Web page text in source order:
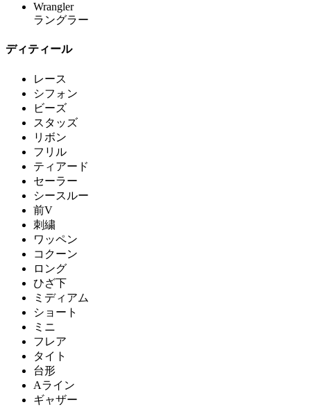
Wrangler
ラングラー
ディティール
レース
シフォン
ビーズ
スタッズ
リボン
フリル
ティアード
セーラー
シースルー
前V
刺繍
ワッペン
コクーン
ロング
ひざ下
ミディアム
ショート
ミニ
フレア
タイト
台形
Aライン
ギャザー